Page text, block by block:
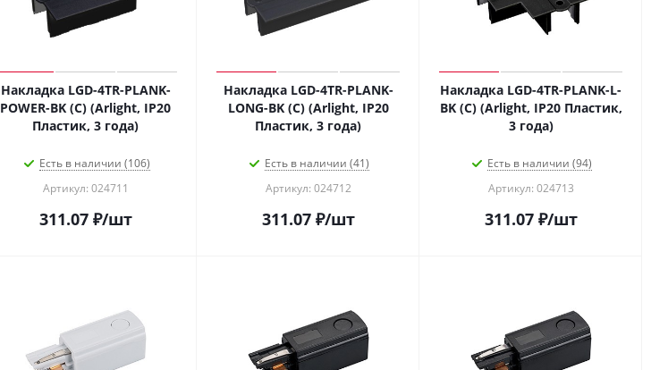
Накладка LGD-4TR-PLANK-
POWER-BK (C) (Arlight, IP20
Пластик, 3 года)
Есть в наличии (106)
Артикул: 024711
311.07₽/шт
Накладка LGD-4TR-PLANK-
LONG-BK (C) (Arlight, IP20
Пластик, 3 года)
Есть в наличии (41)
Артикул: 024712
311.07₽/шт
Накладка LGD-4TR-PLANK-L-
BK (C) (Arlight, IP20 Пластик,
3 года)
Есть в наличии (94)
Артикул: 024713
311.07₽/шт